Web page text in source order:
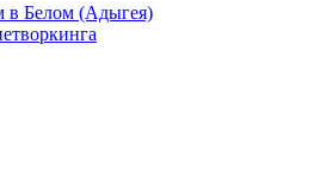
в Белом (Адыгея)